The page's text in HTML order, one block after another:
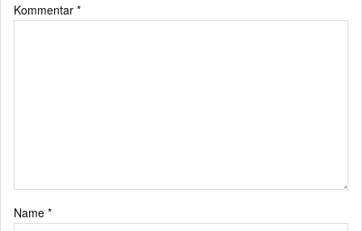
Kommentar *
Name *